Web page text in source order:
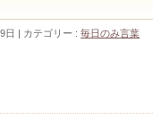
日 カテゴリー : 毎日のみ言葉